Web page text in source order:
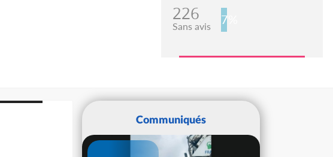
226
Sans avis 7%
Communiqués